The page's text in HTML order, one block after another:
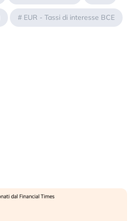
# EUR - Tassi di interesse BCE